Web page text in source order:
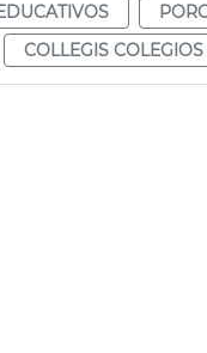
COLLEGIS COLEGIOS